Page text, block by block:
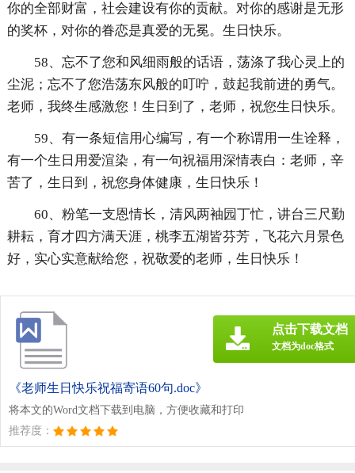
你的全部财富，社会建设有你的贡献。对你的感谢是无形
的奖杯，对你的眷恋是真爱的无冕。生日快乐。
58、忘不了您和风细雨般的话语，荡涤了我心灵上的
尘泥；忘不了您浩荡东风般的叮咛，鼓起我前进的勇气。
老师，我终生感激您！生日到了，老师，祝您生日快乐。
59、有一条短信用心编写，有一个称谓用一生诠释，
有一个生日用爱渲染，有一句祝福用深情表白：老师，辛
苦了，生日到，祝您身体健康，生日快乐！
60、粉笔一支恩情长，清风两袖园丁忙，讲台三尺勤
耕耘，育才四方满天涯，桃李五湖皆芬芳，飞花六月景色
好，实心实意献给您，祝敬爱的老师，生日快乐！
《老师生日快乐祝福寄语60句.doc》
将本文的Word文档下载到电脑，方便收藏和打印
推荐度：
点击下载文档
文档为doc格式